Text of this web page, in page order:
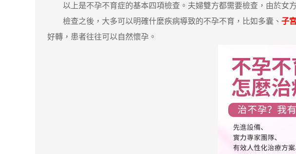
以上是不孕不育症的基本四項檢查。夫婦雙方都需要檢查，由於女
檢查之後，大多可以明確什麼疾病導致的不孕不育，比如多囊、 子
好轉，患者往往可以自然懷孕。